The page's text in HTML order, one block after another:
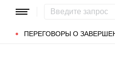
ПЕРЕГОВОРЫ О
Популярные запросы